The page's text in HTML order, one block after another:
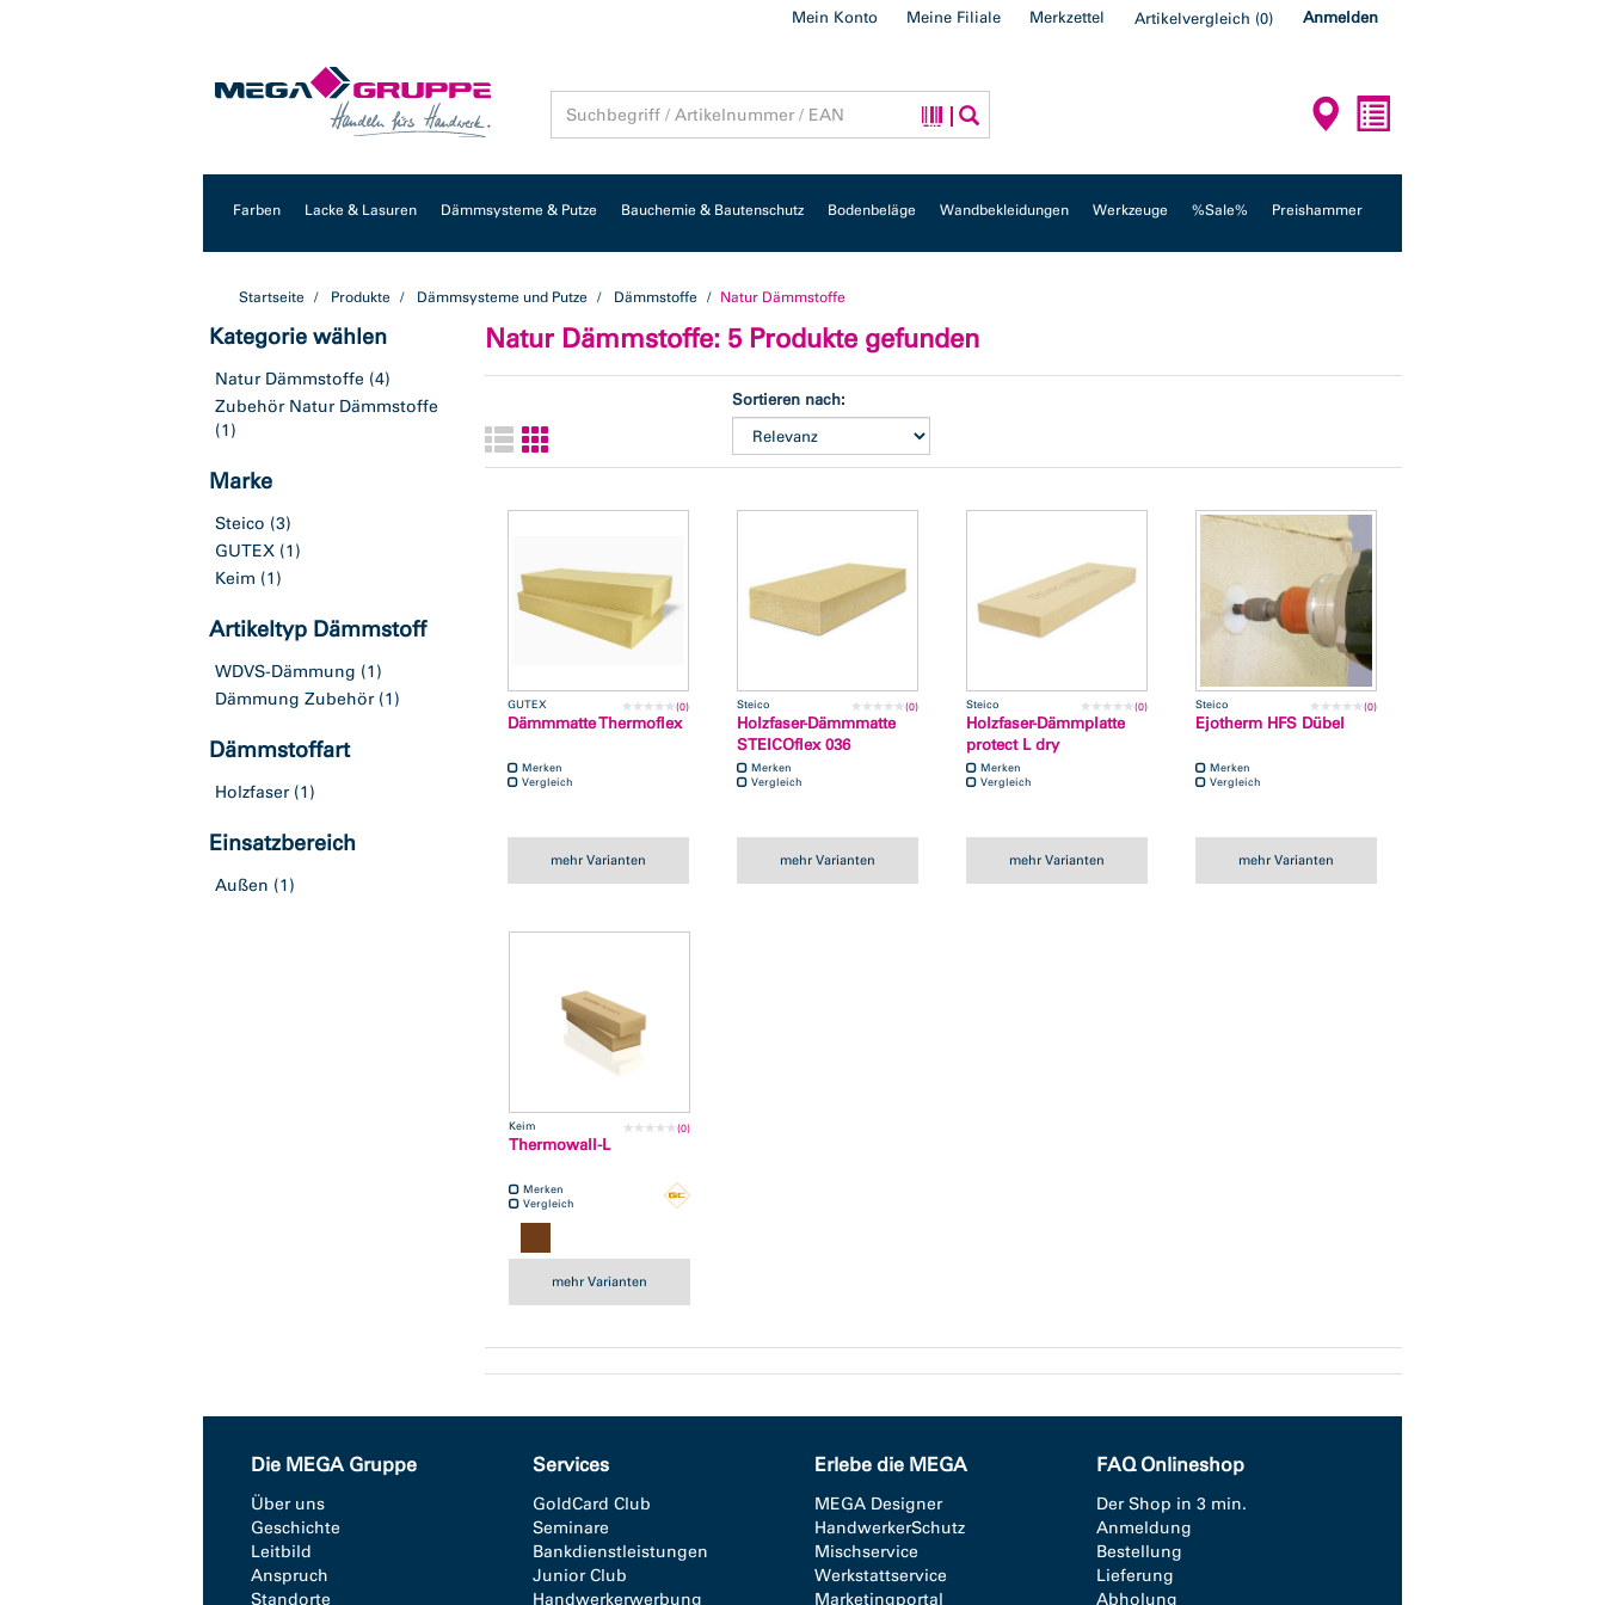
Mein Konto Meine Filiale Merkzettel Artikelvergleich (0) Anmelden
Farben Lacke & Lasuren Dämmsysteme & Putze Bauchemie & Bautenschutz Bodenbeläge Wandbekleidungen Werkzeuge %Sale% Preishammer
Startseite Produkte Dämmsysteme und Putze Dämmstoffe Natur Dämmstoffe
Kategorie wählen
Natur Dämmstoffe (4)
Zubehör Natur Dämmstoffe
(1)
Marke
Steico (3)
GUTEX (1)
Keim (1)
Artikeltyp Dämmstoff
WDVS-Dämmung (1)
Dämmung Zubehör (1)
Dämmstoffart
Holzfaser (1)
Einsatzbereich
Außen (1)
Natur Dämmstoffe: 5 Produkte gefunden
Sortieren nach:
GUTEX (0)
Dämmmatte Thermoflex
Merken
Vergleich
mehr Varianten
Steico (0)
Holzfaser-Dämmmatte
STEICOflex 036
Merken
Vergleich
mehr Varianten
Steico (0)
Holzfaser-Dämmplatte
protect L dry
Merken
Vergleich
mehr Varianten
Steico (0)
Ejotherm HFS Dübel
Merken
Vergleich
mehr Varianten
Keim (0)
Thermowall-L
Merken
Vergleich
mehr Varianten
Die MEGA Gruppe
Über uns
Geschichte
Leitbild
Anspruch
Standorte
Services
GoldCard Club
Seminare
Bankdienstleistungen
Junior Club
Handwerkerwerbung
Erlebe die MEGA
MEGA Designer
HandwerkerSchutz
Mischservice
Werkstattservice
Marketingportal
FAQ Onlineshop
Der Shop in 3 min.
Anmeldung
Bestellung
Lieferung
Abholung